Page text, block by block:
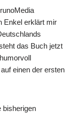
Enkel erklärt mir
das Buch jetzt
einen der ersten
bisherigen